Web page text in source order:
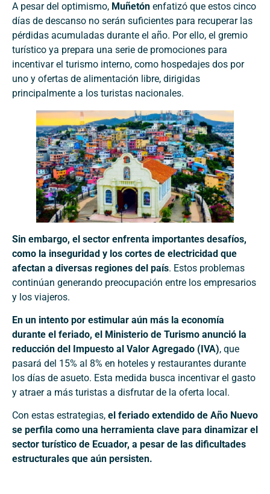
A pesar del optimismo, Muñetón enfatizó que estos cinco
días de descanso no serán suficientes para recuperar las
pérdidas acumuladas durante el año. Por ello, el gremio
turístico ya prepara una serie de promociones para
incentivar el turismo interno, como hospedajes dos por
uno y ofertas de alimentación libre, dirigidas
principalmente a los turistas nacionales.
Sin embargo, el sector enfrenta importantes desafíos,
como la inseguridad y los cortes de electricidad que
afectan a diversas regiones del país. Estos problemas
continúan generando preocupación entre los empresarios
y los viajeros.
En un intento por estimular aún más la economía
durante el feriado, el Ministerio de Turismo anunció la
reducción del Impuesto al Valor Agregado (IVA), que
pasará del 15% al 8% en hoteles y restaurantes durante
los días de asueto. Esta medida busca incentivar el gasto
y atraer a más turistas a disfrutar de la oferta local.
Con estas estrategias, el feriado extendido de Año Nuevo
se perfila como una herramienta clave para dinamizar el
sector turístico de Ecuador, a pesar de las dificultades
estructurales que aún persisten.